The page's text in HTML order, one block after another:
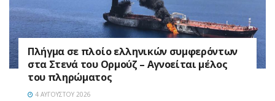
Πλήγμα σε πλοίο ελληνικών συμφερόντων
στα Στενά του Ορμούζ – Αγνοείται μέλος
του πληρώματος
4 ΑΥΓΟΎΣΤΟΥ 2026